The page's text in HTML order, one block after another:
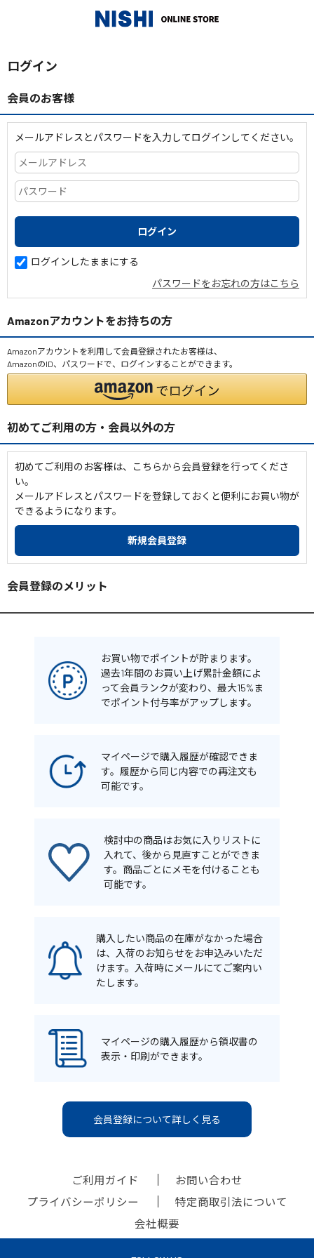
ログイン
会員のお客様
メールアドレスとパスワードを入力してログインしてください。
ログインしたままにする
パスワードをお忘れの方はこちら
Amazonアカウントをお持ちの方
Amazonアカウントを利用して会員登録されたお客様は、
AmazonのID、パスワードで、ログインすることができます。
初めてご利用の方・会員以外の方
初めてご利用のお客様は、こちらから会員登録を行ってくださ
い。
メールアドレスとパスワードを登録しておくと便利にお買い物が
できるようになります。
会員登録のメリット
お買い物でポイントが貯まります。
過去1年間のお買い上げ累計金額によ
って会員ランクが変わり、最大15%ま
でポイント付与率がアップします。
マイページで購入履歴が確認できま
す。履歴から同じ内容での再注文も
可能です。
検討中の商品はお気に入りリストに
入れて、後から見直すことができま
す。商品ごとにメモを付けることも
可能です。
購入したい商品の在庫がなかった場合
は、入荷のお知らせをお申込みいただ
けます。入荷時にメールにてご案内い
たします。
マイページの購入履歴から領収書の
表示・印刷ができます。
会員登録について詳しく見る
ご利用ガイド
お問い合わせ
プライバシーポリシー
特定商取引法について
会社概要